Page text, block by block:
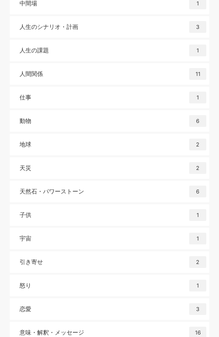
中間場 1
人生のシナリオ・計画 3
人生の課題 1
人間関係 11
仕事 1
動物 6
地球 2
天災 2
天然石・パワーストーン 6
子供 1
宇宙 1
引き寄せ 2
怒り 1
恋愛 3
意味・解釈・メッセージ 16